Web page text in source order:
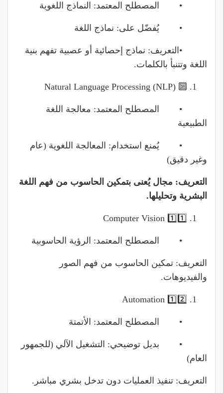
• المصطلح المعتمد: النماذج اللغوية
• يُفضّل على: نماذج اللغة
•التعريف: نماذج إحصائية أو عصبية تفهم بنية
اللغة وتتنبأ بالكلمات.
🔟 Natural Language Processing (NLP)
• المصطلح المعتمد: معالجة اللغة
الطبيعية
• يُمنع استخدام: المعالجة اللغوية (عام
وغير دقيق)
التعريف: مجال يُعنى بتمكين الحاسوب من فهم اللغة
البشرية وتحليلها.
1️⃣1️⃣ Computer Vision
• المصطلح المعتمد: الرؤية الحاسوبية
التعريف: تمكين الحاسوب من فهم الصور
والفيديوهات.
1️⃣2️⃣ Automation
• المصطلح المعتمد: الأتمتة
• بديل توضيحي: التشغيل الآلي (للجمهور
العام)
التعريف: تنفيذ العمليات دون تدخل بشري مباشر.